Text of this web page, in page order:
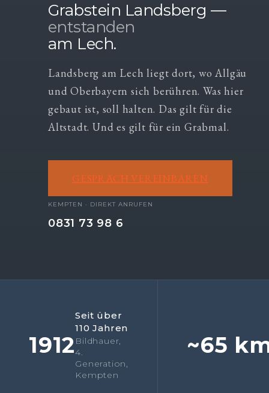
Grabstein Landsberg —
entstanden
am Lech.
Landsberg am Lech liegt dort, wo Allgäu
und Oberbayern sich berühren. Was hier
gebaut ist, soll halten. Das gilt für die
Altstadt. Und es gilt für ein Grabmal.
GESPRÄCH VEREINBAREN
KEMPTEN · DIREKT ANRUFEN
0831 73 98 6
1912
Seit über
110 Jahren
Bildhauer,
4.
Generation,
Kempten
~65